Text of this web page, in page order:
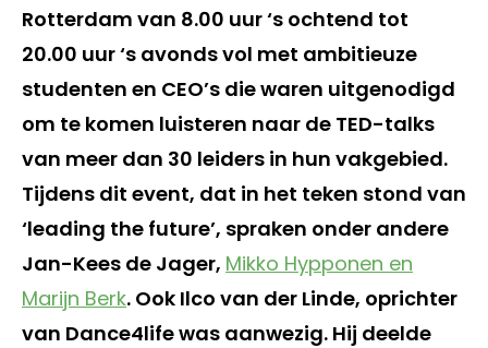
Rotterdam van 8.00 uur ‘s ochtend tot
20.00 uur ‘s avonds vol met ambitieuze
studenten en CEO’s die waren uitgenodigd
om te komen luisteren naar de TED-talks
van meer dan 30 leiders in hun vakgebied.
Tijdens dit event, dat in het teken stond van
‘leading the future’, spraken onder andere
Jan-Kees de Jager, Mikko Hypponen en
Marijn Berk. Ook Ilco van der Linde, oprichter
van Dance4life was aanwezig. Hij deelde